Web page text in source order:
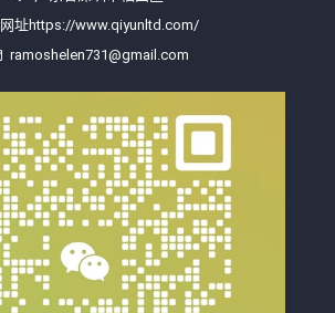
网址https://www.qiyunltd.com/
ramoshelen731@gmail.com